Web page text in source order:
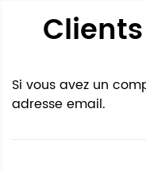
Si vous avez un
adresse email.